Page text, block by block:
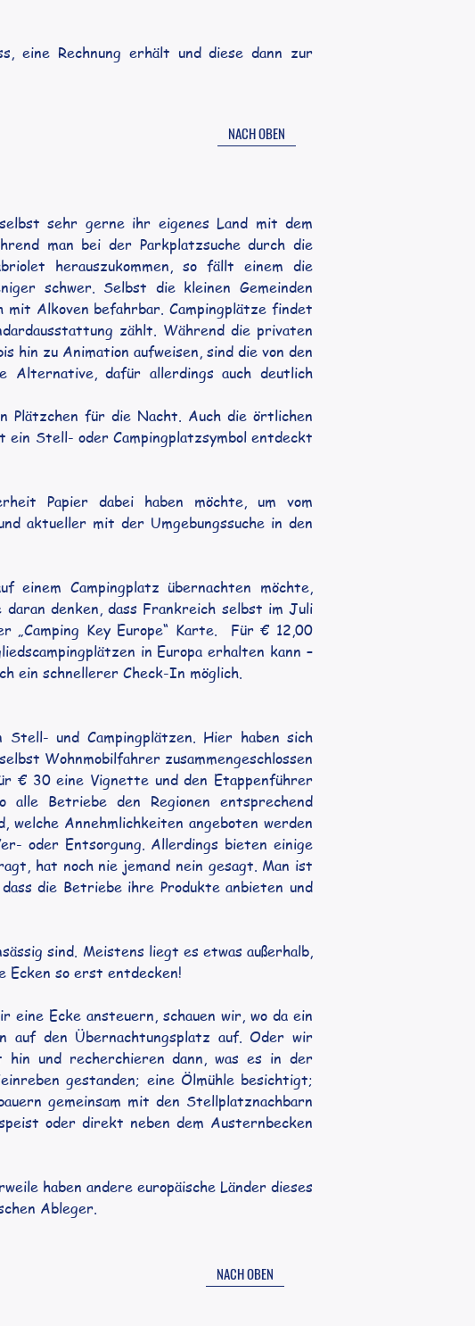
eine Rechnung erhält und diese dann zur
NACH OBEN
sehr gerne ihr eigenes Land mit dem
man bei der Parkplatzsuche durch die
herauszukommen, so fällt einem die
schwer. Selbst die kleinen Gemeinden
Alkoven befahrbar. Campingplätze findet
zählt. Während die privaten
hin zu Animation aufweisen, sind die von den
Alternative, dafür allerdings auch deutlich
Plätzchen für die Nacht. Auch die örtlichen
Stell- oder Campingplatzsymbol entdeckt
Papier dabei haben möchte, um vom
aktueller mit der Umgebungssuche in den
Campingplatz übernachten möchte,
denken, dass Frankreich selbst im Juli
Key Europe“ Karte.  Für € 12,00
in Europa erhalten kann –
ein schnellerer Check-In möglich.
und Campingplätzen. Hier haben sich
Wohnmobilfahrer zusammengeschlossen
€ 30 eine Vignette und den Etappenführer
Betriebe den Regionen entsprechend
Annehmlichkeiten angeboten werden
oder Entsorgung. Allerdings bieten einige
hat noch nie jemand nein gesagt. Man ist
die Betriebe ihre Produkte anbieten und
sind. Meistens liegt es etwas außerhalb,
Ecken so erst entdecken!
Ecke ansteuern, schauen wir, wo da ein
auf den Übernachtungsplatz auf. Oder wir
und recherchieren dann, was es in der
gestanden; eine Ölmühle besichtigt;
gemeinsam mit den Stellplatznachbarn
oder direkt neben dem Austernbecken
haben andere europäische Länder dieses
Ableger.
NACH OBEN